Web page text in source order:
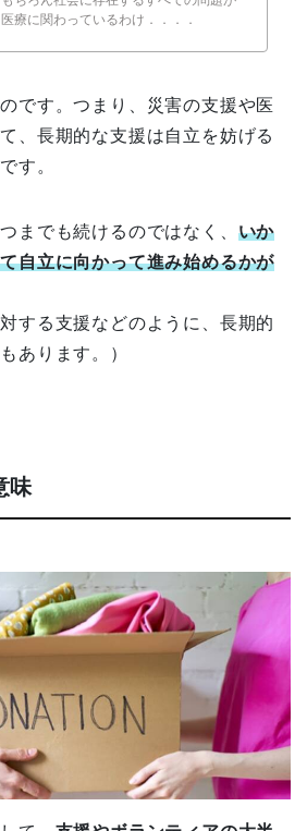
医療に関わっているわけ．．．．
です。つまり、災害の支援や医
、長期的な支援は自立を妨げる
す。
までも続けるのではなく、 いか
自立に向かって進み始めるかが
する支援などのように、長期的
あります。）
味